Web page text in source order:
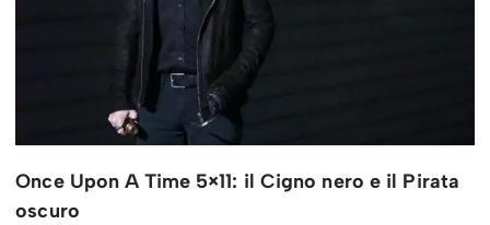
Once Upon A Time 5×11: il Cigno nero e il Pirata
oscuro